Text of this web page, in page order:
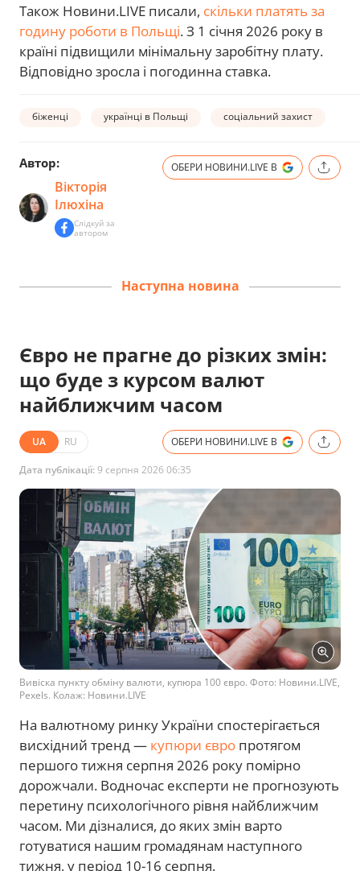
Також Новини.LIVE писали, скільки платять за
годину роботи в Польщі. З 1 січня 2026 року в
країні підвищили мінімальну заробітну плату.
Відповідно зросла і погодинна ставка.
біженці українці в Польщі соціальний захист
Автор:
Вікторія
Ілюхіна
Слідкуй за
автором
ОБЕРИ НОВИНИ.LIVE В
Наступна новина
Євро не прагне до різких змін:
що буде з курсом валют
найближчим часом
UA RU ОБЕРИ НОВИНИ.LIVE В
Дата публікації:9 серпня 2026 06:35
Вивіска пункту обміну валюти, купюра 100 євро. Фото: Новини.LIVE,
Pexels. Колаж: Новини.LIVE
На валютному ринку України спостерігається
висхідний тренд — купюри євро протягом
першого тижня серпня 2026 року помірно
дорожчали. Водночас експерти не прогнозують
перетину психологічного рівня найближчим
часом. Ми дізналися, до яких змін варто
готуватися нашим громадянам наступного
тижня, у період 10-16 серпня.